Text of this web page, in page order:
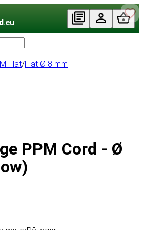
.eu
Flat/Flat Ø 8 mm
PPM Cord - Ø